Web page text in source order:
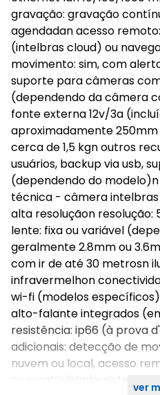
gravação: gravação
agendadan acesso
(intelbras cloud) ou
movimento: sim, com
suporte para câmeras
(dependendo da câmera
fonte externa 12v/3a
aproximadamente
cerca de 1,5 kgn outros
usuários, backup via usb,
(dependendo do
técnica - câmera intelbras
alta resoluçãon resolução:
lente: fixa ou variável
geralmente 2.8mm ou
com ir de até 30 metrosn
infravermelhon
wi-fi (modelos
alto-falante integrados
resistência: ip66 (à prova
adicionais: detecção de
nuvem ou local, acesso
compatibilidade: sistema
ver